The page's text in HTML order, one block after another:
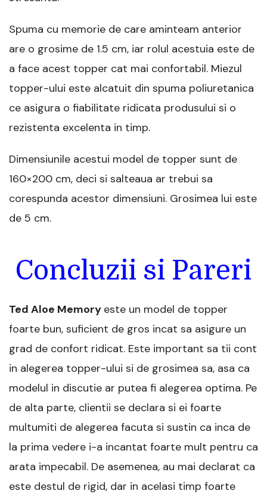
Spuma cu memorie de care aminteam anterior
are o grosime de 1.5 cm, iar rolul acestuia este de
a face acest topper cat mai confortabil. Miezul
topper-ului este alcatuit din spuma poliuretanica
ce asigura o fiabilitate ridicata produsului si o
rezistenta excelenta in timp.
Dimensiunile acestui model de topper sunt de
160×200 cm, deci si salteaua ar trebui sa
corespunda acestor dimensiuni. Grosimea lui este
de 5 cm.
Concluzii si Pareri
Ted Aloe Memory este un model de topper
foarte bun, suficient de gros incat sa asigure un
grad de confort ridicat. Este important sa tii cont
in alegerea topper-ului si de grosimea sa, asa ca
modelul in discutie ar putea fi alegerea optima. Pe
de alta parte, clientii se declara si ei foarte
multumiti de alegerea facuta si sustin ca inca de
la prima vedere i-a incantat foarte mult pentru ca
arata impecabil. De asemenea, au mai declarat ca
este destul de rigid, dar in acelasi timp foarte